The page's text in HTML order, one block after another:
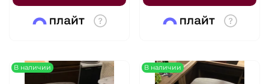
В наличии В наличии